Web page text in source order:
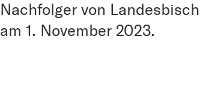
Nachfolger von
am 1. November 2023.